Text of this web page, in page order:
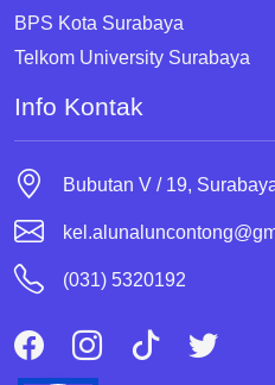
BPS Kota Surabaya
Telkom University Surabaya
Info Kontak
Bubutan V / 19,
(031) 5320192